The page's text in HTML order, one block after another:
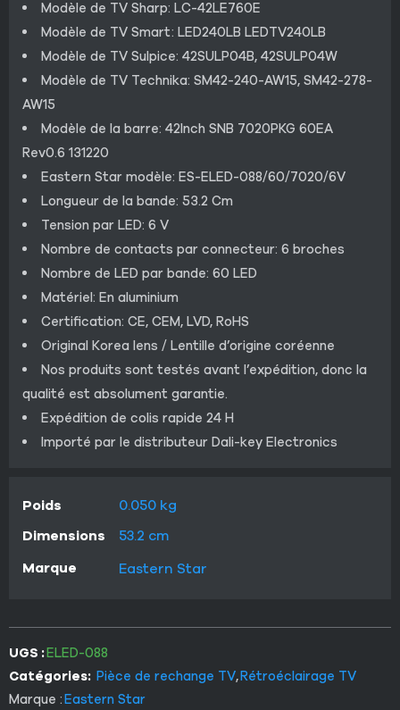
Modèle de TV Sharp: LC-42LE760E
Modèle de TV Smart: LED240LB LEDTV240LB
Modèle de TV Sulpice: 42SULP04B, 42SULP04W
Modèle de TV Technika: SM42-240-AW15, SM42-278-
AW15
Modèle de la barre: 42Inch SNB 7020PKG 60EA
Rev0.6 131220
Eastern Star modèle: ES-ELED-088/60/7020/6V
Longueur de la bande: 53.2 Cm
Tension par LED: 6 V
Nombre de contacts par connecteur: 6 broches
Nombre de LED par bande: 60 LED
Matériel: En aluminium
Certification: CE, CEM, LVD, RoHS
Original Korea lens / Lentille d’origine coréenne
Nos produits sont testés avant l’expédition, donc la
qualité est absolument garantie.
Expédition de colis rapide 24 H
Importé par le distributeur Dali-key Electronics
Poids
0.050 kg
Dimensions
53.2 cm
Marque
Eastern Star
UGS :ELED-088
Catégories: Pièce de rechange TV,Rétroéclairage TV
Marque :Eastern Star